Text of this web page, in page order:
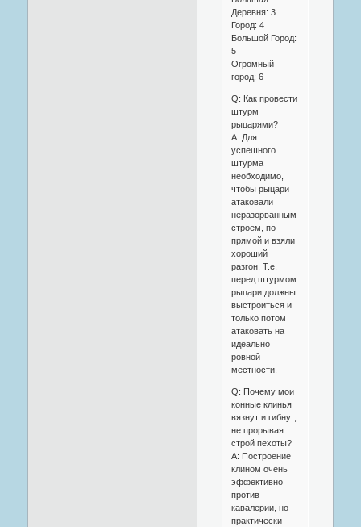
Деревня: 3
Город: 4
Большой Город:
5
Огромный
город: 6
Q: Как провести
штурм
рыцарями?
A: Для
успешного
штурма
необходимо,
чтобы рыцари
атаковали
неразорванным
строем, по
прямой и взяли
хороший
разгон. Т.е.
перед штурмом
рыцари должны
выстроиться и
только потом
атаковать на
идеально
ровной
местности.
Q: Почему мои
конные клинья
вязнут и гибнут,
не прорывая
строй пехоты?
A: Построение
клином очень
эффективно
против
кавалерии, но
практически